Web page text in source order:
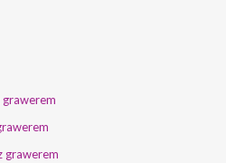
grawerem
grawerem